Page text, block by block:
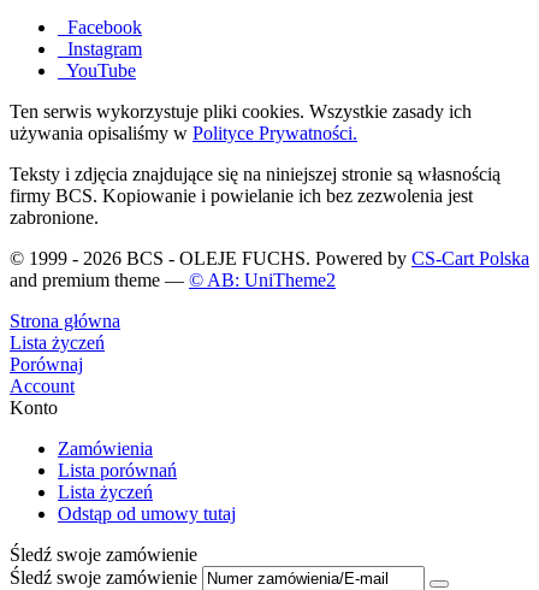
Facebook
Instagram
YouTube
Ten serwis wykorzystuje pliki cookies. Wszystkie zasady ich
używania opisaliśmy w Polityce Prywatności.
Teksty i zdjęcia znajdujące się na niniejszej stronie są własnością
firmy BCS. Kopiowanie i powielanie ich bez zezwolenia jest
zabronione.
© 1999 - 2026 BCS - OLEJE FUCHS. Powered by CS-Cart Polska
and premium theme — © AB: UniTheme2
Strona główna
Lista życzeń
Porównaj
Account
Konto
Zamówienia
Lista porównań
Lista życzeń
Odstąp od umowy tutaj
Śledź swoje zamówienie
Śledź swoje zamówienie